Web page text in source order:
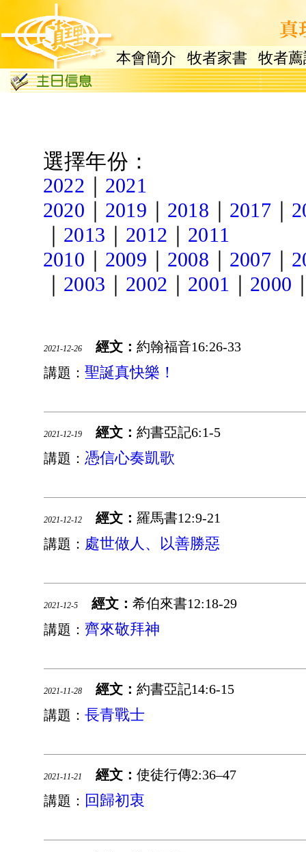
本會簡介 牧者家書 牧者
選擇年份：
2022
2021
2020
2019 2018 2017｜
2013 2012
2011
2010
2009 2008 2007｜
2003 2002 2001 2000
2021-12-26 經文： 約翰福音16:26-33
講題： 聖誕真快樂！
2021-12-19 經文： 約書亞記6:1-5
講題： 憑信心奏凱歌
2021-12-12 經文： 羅馬書12:9-21
講題： 處世做人、以善勝惡
2021-12-5 經文： 希伯來書12:18-29
講題： 齊來敬拜神
2021-11-28 經文： 約書亞記14:6-15
講題： 長青戰士
2021-11-21 經文： 使徒行傳2:36–47
講題： 回歸初衷